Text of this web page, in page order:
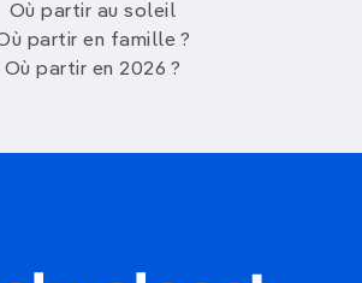
Où partir au soleil
partir en famille ?
Où partir en 2026 ?